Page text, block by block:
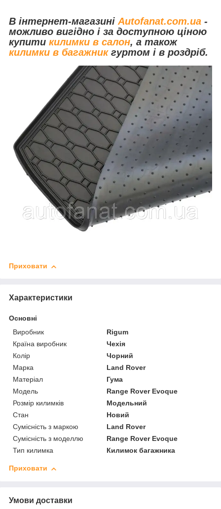
В інтернет-магазині Autofanat.com.ua -
можливо вигідно і за доступною ціною
купити килимки в салон, а також
килимки в багажникгуртом і в роздріб.
Приховати
Характеристики
Основні
Виробник
Rigum
Країна виробник
Чехія
Колір
Чорний
Марка
Land Rover
Матеріал
Гума
Модель
Range Rover Evoque
Розмір килимків
Модельний
Стан
Новий
Сумісність з маркою
Land Rover
Сумісність з моделлю
Range Rover Evoque
Тип килимка
Килимок багажника
Приховати
Умови доставки